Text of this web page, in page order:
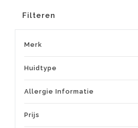
Filteren
Merk
Huidtype
Allergie Informatie
Prijs